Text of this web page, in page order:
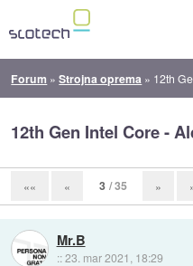
Forum »Strojna oprema » 12th
12th Gen Intel Core -
«« « 3 / 35 »
Mr.B
::23. mar 2021, 18:29